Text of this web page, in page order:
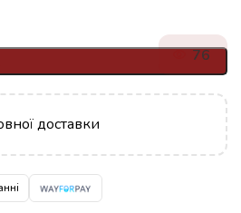
76
доставки